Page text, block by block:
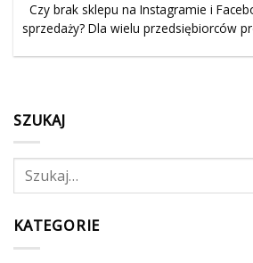
Czy brak sklepu na Instagramie i
sprzedaży? Dla wielu przedsiębiorców
SZUKAJ
KATEGORIE